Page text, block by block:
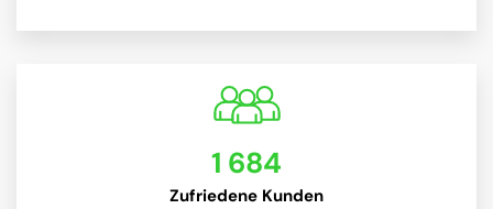
1 684
Zufriedene Kunden